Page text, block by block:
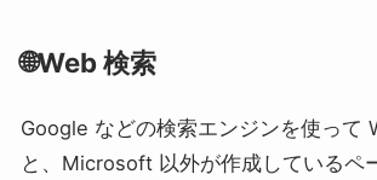
🌐Web 検索
Google などの検索エンジンを使って
と、Microsoft 以外が作成しているペ